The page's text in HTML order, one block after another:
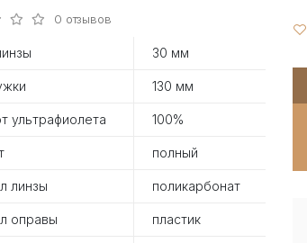
0 отзывов
30 мм
130 мм
ультрафиолета 100%
полный
линзы поликарбонат
оправы пластик